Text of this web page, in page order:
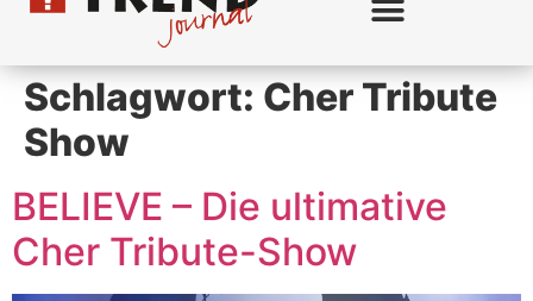
Schlagwort: Cher Tribute
Show
BELIEVE – Die ultimative
Cher Tribute-Show